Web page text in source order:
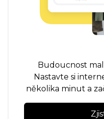
Budoucnost
Nastavte si
několika minut a